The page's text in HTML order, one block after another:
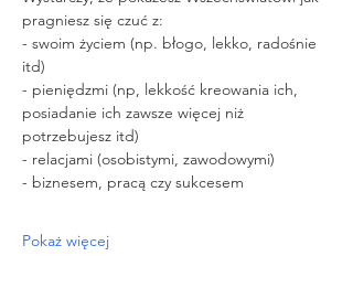
pragniesz się czuć z:
- swoim życiem (np. błogo, lekko, radośnie
itd)
- pieniędzmi (np, lekkość kreowania ich,
posiadanie ich zawsze więcej niż
potrzebujesz itd)
- relacjami (osobistymi, zawodowymi)
- biznesem, pracą czy sukcesem
Pokaż więcej